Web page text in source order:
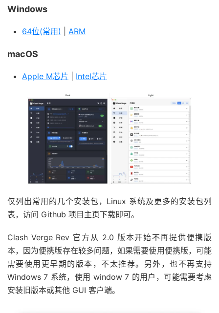
Windows
64位(常用) ARM
macOS
Apple M芯片 Intel芯片
仅列出常用的几个安装包，Linux 系统及更多的安装包列
表，访问 Github 项目主页下载即可。
Clash Verge Rev 官方从 2.0 版本开始不再提供便携版
本，因为便携版存在较多问题，如果需要使用便携版，可能
需要使用更早期的版本，不太推荐。另外，也不再支持
Windows 7 系统，使用 window 7 的用户，可能需要考虑
安装旧版本或其他 GUI 客户端。